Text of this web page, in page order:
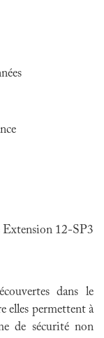
12-SP3
dans le
elles permettent à
de sécurité non